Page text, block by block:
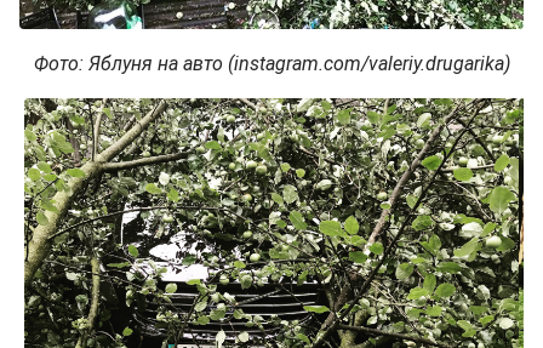
Фото: Яблуня на авто (instagram.com/valeriy.drugarika)